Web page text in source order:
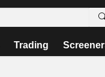
Trading